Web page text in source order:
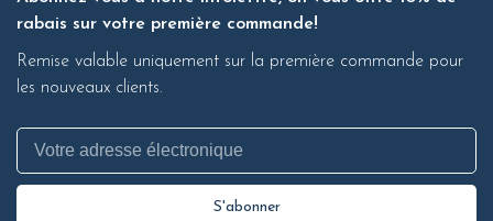
rabais sur votre première commande!
Remise valable uniquement sur la première commande pour
les nouveaux clients.
S'abonner